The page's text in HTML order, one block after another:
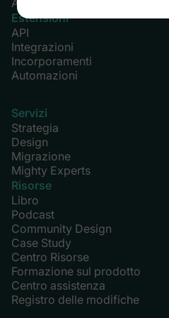
AI Cohost
Estensioni
API
Integrazioni
Incorporamenti
Automazioni
Servizi
Strategia
Design
Migrazione
Mighty Experts
Risorse
Libro
Podcast
Community Design
Case Study
Centro Risorse
Formazione sul prodotto
Centro assistenza
Registro delle modifiche